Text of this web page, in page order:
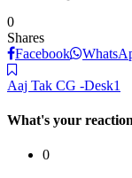
0
Shares
Facebook
Aaj Tak CG -Desk1
What's your
0